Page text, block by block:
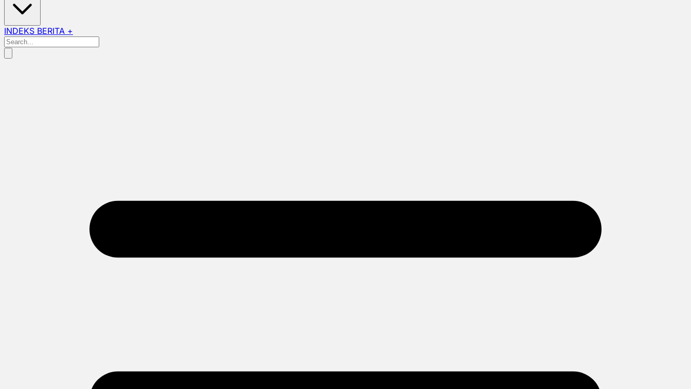
INDEKS BERITA +